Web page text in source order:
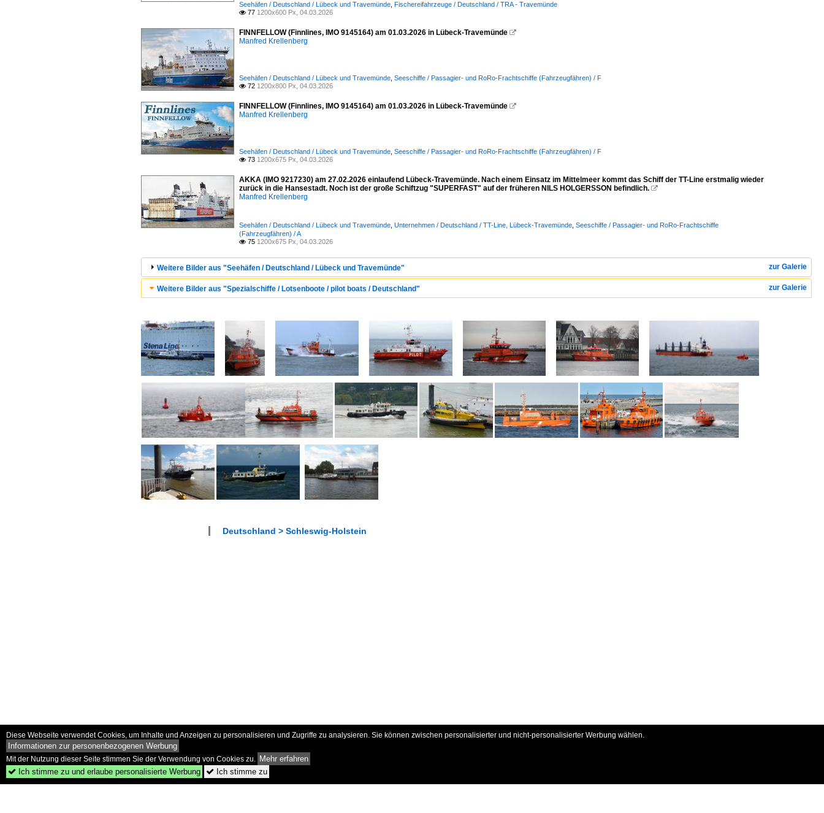
Seehäfen / Deutschland / Lübeck und Travemünde Fischereifahrzeuge / Deutschland / TRA - Travemünde
 77 1200x600 Px, 04.03.2026
FINNFELLOW (Finnlines, IMO 9145164) am 01.03.2026 in Lübeck-Travemünde 
Manfred Krellenberg
Seehäfen / Deutschland / Lübeck und Travemünde Seeschiffe / Passagier- und RoRo-Frachtschiffe (Fahrzeugfähren) / F
 72 1200x800 Px, 04.03.2026
FINNFELLOW (Finnlines, IMO 9145164) am 01.03.2026 in Lübeck-Travemünde 
Manfred Krellenberg
Seehäfen / Deutschland / Lübeck und Travemünde Seeschiffe / Passagier- und RoRo-Frachtschiffe (Fahrzeugfähren) / F
 73 1200x675 Px, 04.03.2026
AKKA (IMO 9217230) am 27.02.2026 einlaufend Lübeck-Travemünde. Nach einem Einsatz im Mittelmeer kommt das Schiff der TT-Line erstmalig wieder
zurück in die Hansestadt. Noch ist der große Schiftzug "SUPERFAST" auf der früheren NILS HOLGERSSON befindlich. 
Manfred Krellenberg
Seehäfen / Deutschland / Lübeck und Travemünde Unternehmen / Deutschland / TT-Line, Lübeck-Travemünde Seeschiffe / Passagier- und RoRo-Frachtschiffe
(Fahrzeugfähren) / A
 75 1200x675 Px, 04.03.2026
zur Galerie
Weitere Bilder aus "Seehäfen / Deutschland / Lübeck und Travemünde"
zur Galerie
Weitere Bilder aus "Spezialschiffe / Lotsenboote / pilot boats / Deutschland"
Deutschland > Schleswig-Holstein
Diese Webseite verwendet Cookies, um Inhalte und Anzeigen zu personalisieren und Zugriffe zu analysieren. Sie können zwischen personalisierter und nicht-personalisierter Werbung wählen.
Informationen zur personenbezogenen Werbung
Mit der Nutzung dieser Seite stimmen Sie der Verwendung von Cookies zu. Mehr erfahren
 Ich stimme zu und erlaube personalisierte Werbung  Ich stimme zu